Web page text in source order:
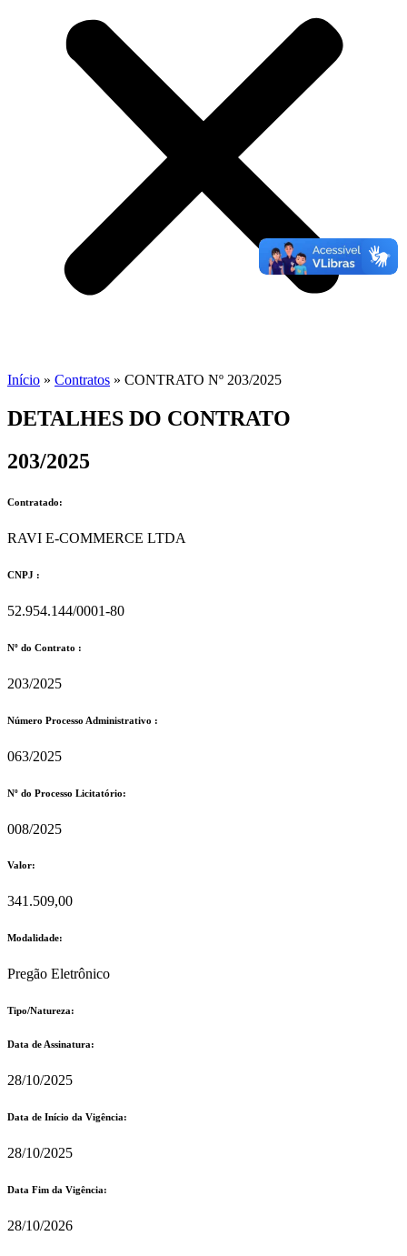
Início » Contratos » CONTRATO Nº 203/2025
DETALHES DO CONTRATO​
203/2025
Contratado:
RAVI E-COMMERCE LTDA
CNPJ :
52.954.144/0001-80
Nº do Contrato :
203/2025
Número Processo Administrativo :
063/2025
Nº do Processo Licitatório:
008/2025
Valor:
341.509,00
Modalidade:
Pregão Eletrônico
Tipo/Natureza:
Data de Assinatura:
28/10/2025
Data de Início da Vigência:
28/10/2025
Data Fim da Vigência:
28/10/2026